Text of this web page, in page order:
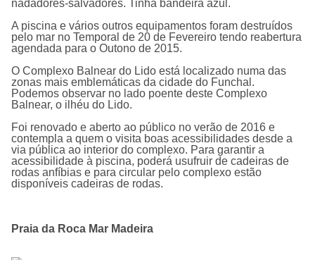
nadadores-salvadores. Tinha bandeira azul.
A piscina e vários outros equipamentos foram destruí­dos
pelo mar no Temporal de 20 de Fevereiro tendo reabertura
agendada para o Outono de 2015.
O Complexo Balnear do Lido está localizado numa das
zonas mais emblemáticas da cidade do Funchal.
Podemos observar no lado poente deste Complexo
Balnear, o ilhéu do Lido.
Foi renovado e aberto ao público no verão de 2016 e
contempla a quem o visita boas acessibilidades desde a
via pública ao interior do complexo. Para garantir a
acessibilidade à piscina, poderá usufruir de cadeiras de
rodas anfíbias e para circular pelo complexo estão
disponíveis cadeiras de rodas.
Praia da Roca Mar Madeira